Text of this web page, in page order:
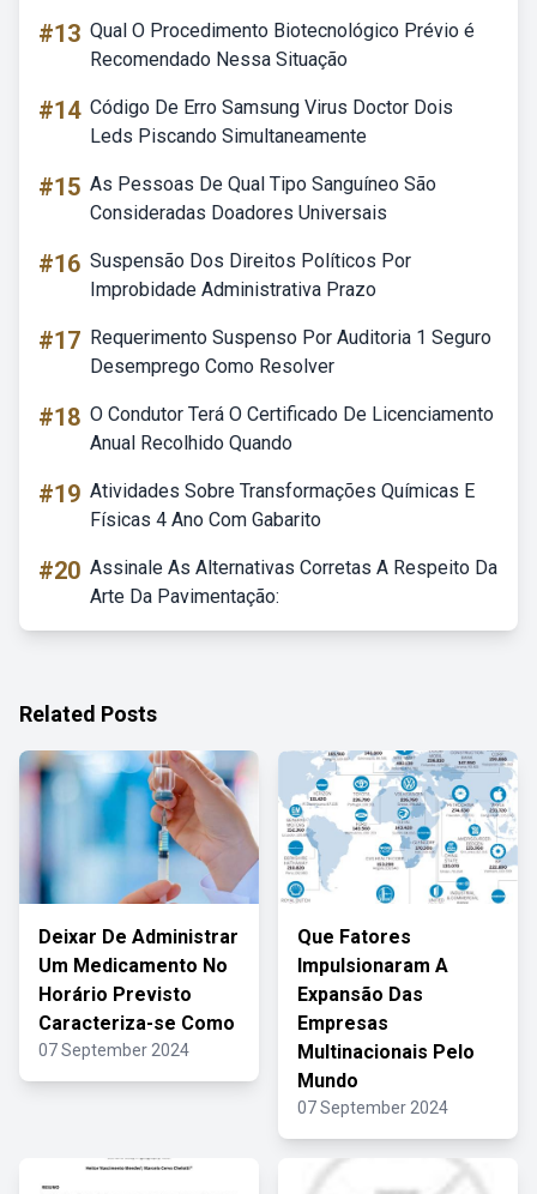
#13 Qual O Procedimento Biotecnológico Prévio é
Recomendado Nessa Situação
#14 Código De Erro Samsung Virus Doctor Dois
Leds Piscando Simultaneamente
#15 As Pessoas De Qual Tipo Sanguíneo São
Consideradas Doadores Universais
#16 Suspensão Dos Direitos Políticos Por
Improbidade Administrativa Prazo
#17 Requerimento Suspenso Por Auditoria 1 Seguro
Desemprego Como Resolver
#18 O Condutor Terá O Certificado De Licenciamento
Anual Recolhido Quando
#19 Atividades Sobre Transformações Químicas E
Físicas 4 Ano Com Gabarito
#20 Assinale As Alternativas Corretas A Respeito Da
Arte Da Pavimentação:
Related Posts
Deixar De Administrar
Um Medicamento No
Horário Previsto
Caracteriza-se Como
07 September 2024
Que Fatores
Impulsionaram A
Expansão Das
Empresas
Multinacionais Pelo
Mundo
07 September 2024